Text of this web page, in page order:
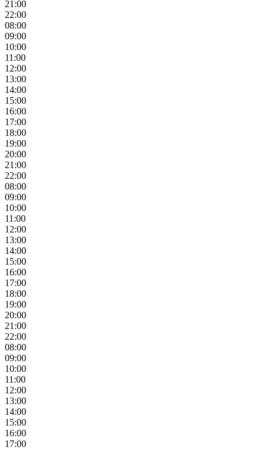
21:00
22:00
08:00
09:00
10:00
11:00
12:00
13:00
14:00
15:00
16:00
17:00
18:00
19:00
20:00
21:00
22:00
08:00
09:00
10:00
11:00
12:00
13:00
14:00
15:00
16:00
17:00
18:00
19:00
20:00
21:00
22:00
08:00
09:00
10:00
11:00
12:00
13:00
14:00
15:00
16:00
17:00